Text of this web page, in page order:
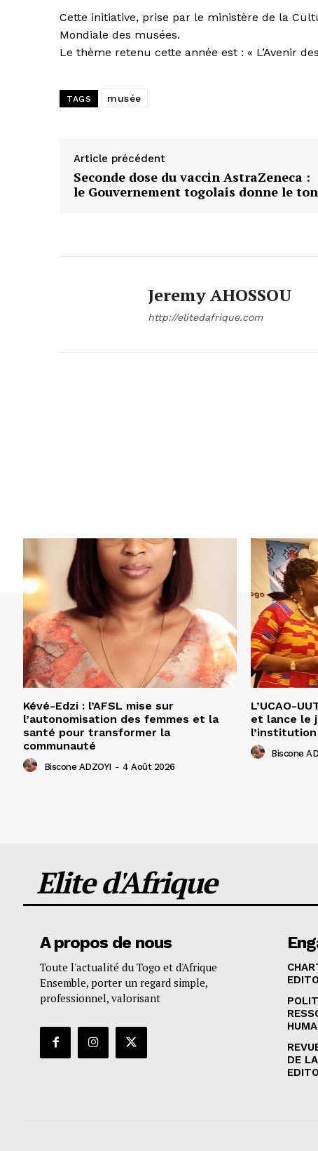
Cette initiative, prise par le ministère de la
Mondiale des musées.
Le thème retenu cette année est : « L’Avenir
TAGS musée
Article précédent
Seconde dose du vaccin AstraZeneca :
le Gouvernement togolais donne le ton
Jeremy AHOSSOU
http://elitedafrique.com
Kévé-Edzi : l’AFSL mise sur
l’autonomisation des femmes et la
santé pour transformer la
communauté
Biscone ADZOYI - 4 Août 2026
L’UCAO-
et lance le
l’institution
Biscone
Elite d'Afrique
A propos de nous
Toute l'actualité du Togo et d'Afrique
Ensemble, porter un regard simple,
professionnel, valorisant
DE